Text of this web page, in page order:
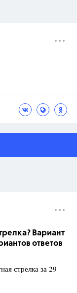
Вариант
ответов
стрелка за 29